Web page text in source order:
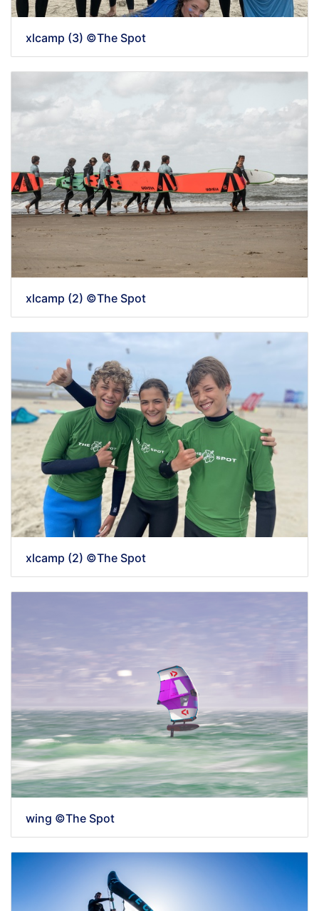
xlcamp (3) ©The Spot
xlcamp (2) ©The Spot
xlcamp (2) ©The Spot
wing ©The Spot